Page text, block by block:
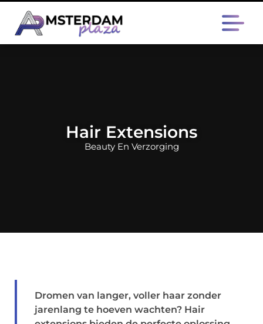
Hair Extensions
Beauty En Verzorging
Dromen van langer, voller haar zonder
jarenlang te hoeven wachten? Hair